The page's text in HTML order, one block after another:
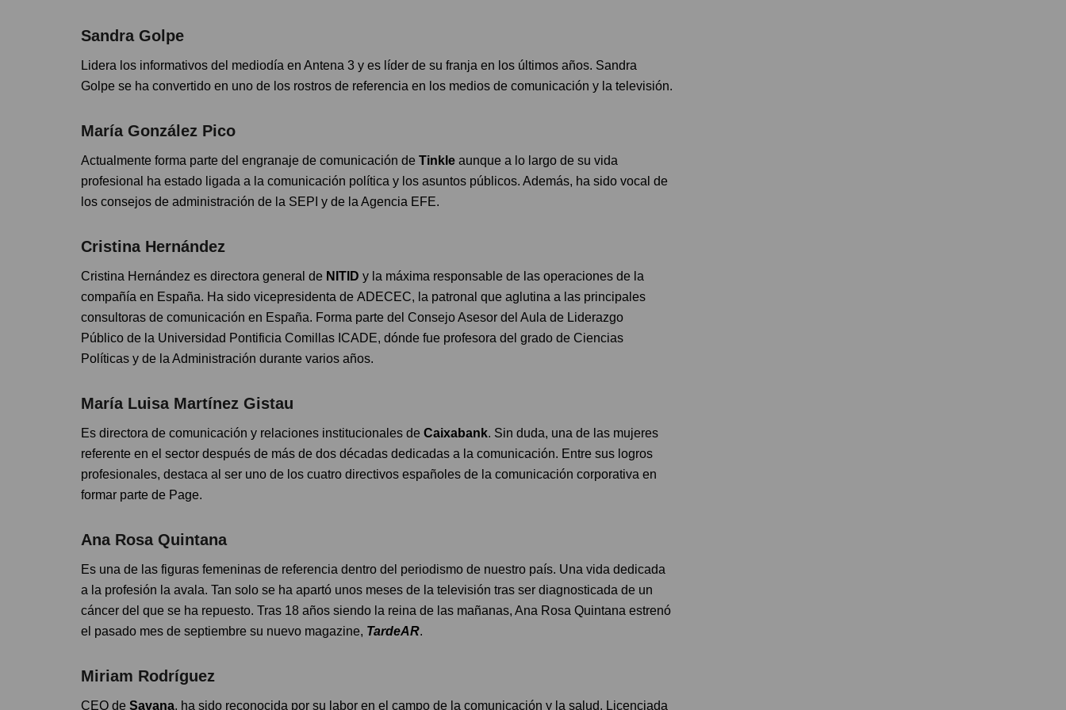
Sandra Golpe
Lidera los informativos del mediodía en Antena 3 y es líder de su franja en los últimos años. Sandra
Golpe se ha convertido en uno de los rostros de referencia en los medios de comunicación y la televisión.
María González Pico
Actualmente forma parte del engranaje de comunicación de Tinkle aunque a lo largo de su vida
profesional ha estado ligada a la comunicación política y los asuntos públicos. Además, ha sido vocal de
los consejos de administración de la SEPI y de la Agencia EFE.
Cristina Hernández
Cristina Hernández es directora general de NITID y la máxima responsable de las operaciones de la
compañía en España. Ha sido vicepresidenta de ADECEC, la patronal que aglutina a las principales
consultoras de comunicación en España. Forma parte del Consejo Asesor del Aula de Liderazgo
Público de la Universidad Pontificia Comillas ICADE, dónde fue profesora del grado de Ciencias
Políticas y de la Administración durante varios años.
María Luisa Martínez Gistau
Es directora de comunicación y relaciones institucionales de Caixabank. Sin duda, una de las mujeres
referente en el sector después de más de dos décadas dedicadas a la comunicación. Entre sus logros
profesionales, destaca al ser uno de los cuatro directivos españoles de la comunicación corporativa en
formar parte de Page.
Ana Rosa Quintana
Es una de las figuras femeninas de referencia dentro del periodismo de nuestro país. Una vida dedicada
a la profesión la avala. Tan solo se ha apartó unos meses de la televisión tras ser diagnosticada de un
cáncer del que se ha repuesto. Tras 18 años siendo la reina de las mañanas, Ana Rosa Quintana estrenó
el pasado mes de septiembre su nuevo magazine, TardeAR.
Miriam Rodríguez
CEO de Savana, ha sido reconocida por su labor en el campo de la comunicación y la salud. Licenciada